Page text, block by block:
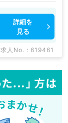
詳細を
見る
求人No. : 619461